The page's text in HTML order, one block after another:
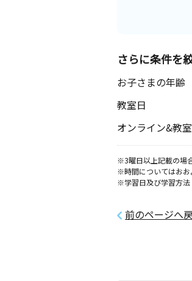
さらに条件を
お子さまの年齢
教室日
オンライン&教
※3曜日以上記載の場
※時間についてはおお
※学習日及び学習方法
前のページへ